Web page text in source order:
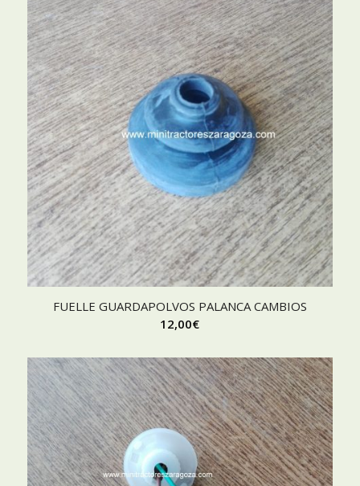
FUELLE GUARDAPOLVOS PALANCA CAMBIOS
12,00€